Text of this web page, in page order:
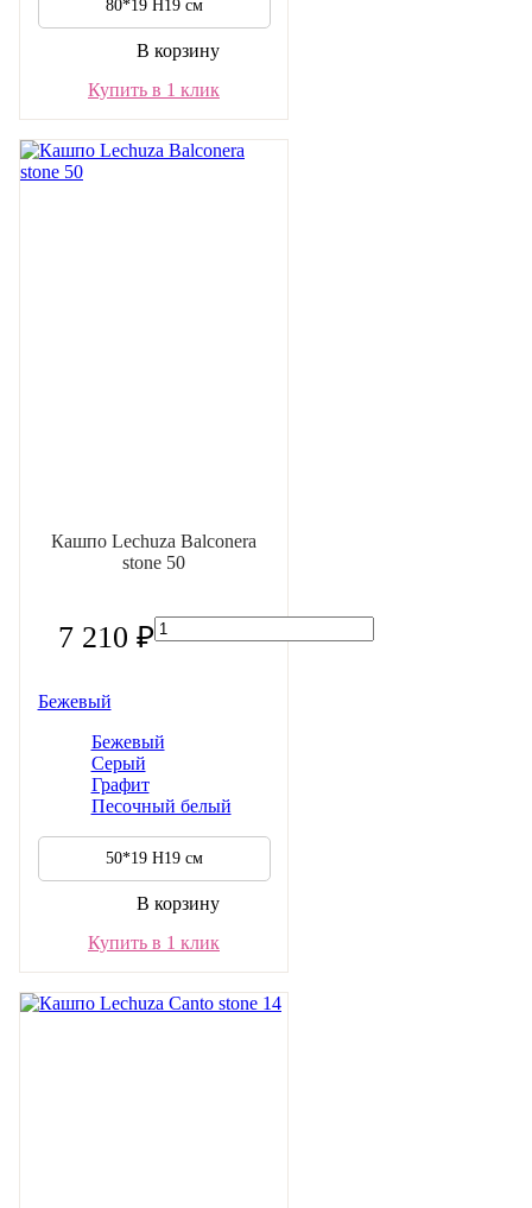
80*19 H19 см
В корзину
Купить в 1 клик
Кашпо Lechuza Balconera
stone 50
7 210 ₽
Бежевый
Бежевый
Серый
Графит
Песочный белый
50*19 H19 см
В корзину
Купить в 1 клик